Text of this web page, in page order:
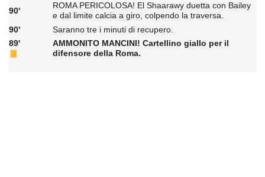
90'
ROMA PERICOLOSA! El Shaarawy duetta con Bailey
e dal limite calcia a giro, colpendo la traversa.
90'
Saranno tre i minuti di recupero.
89'
AMMONITO MANCINI! Cartellino giallo per il
difensore della Roma.